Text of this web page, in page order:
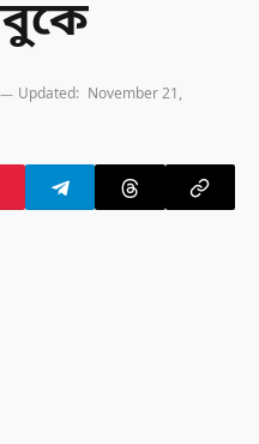
Updated: November 21,